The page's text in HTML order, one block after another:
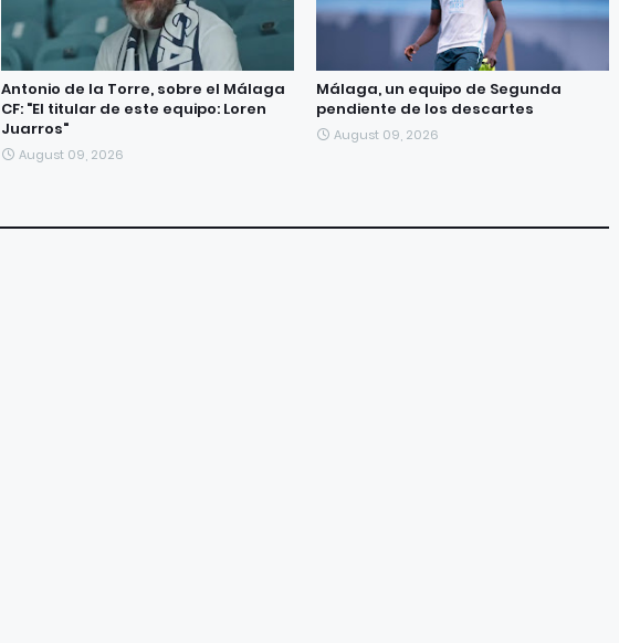
Antonio de la Torre, sobre el Málaga
CF: "El titular de este equipo: Loren
Juarros"
August 09, 2026
Málaga, un equipo de Segunda
pendiente de los descartes
August 09, 2026